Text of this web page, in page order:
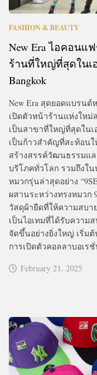
FASHION & BEAUTY
New Era ไอคอนแ
ร้านที่ใหญ่ที่สุดในเ
Bangkok
New Era สุดยอดแบรน
เปิดตัวหน้าร้านแห่งใหม่
เป็นสาขาที่ใหญ่ที่สุดในเ
เป็นก้าวสำคัญที่สะท้อนใ
สร้างสรรค์วัฒนธรรมแ
บริโภคทั่วโลก รวมถึงใ
หมวกรุ่นล่าสุดอย่าง
ผสานระหว่างทรงหมวก
วัสดุผ้ายืดที่ให้ความสบา
เป็นไอเทมที่ได้รับความ
จัดขึ้นอย่างยิ่งใหญ่ เริ่ม
การเปิดตัวคอลลาบอเร
February 21, 2025